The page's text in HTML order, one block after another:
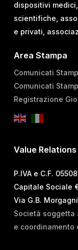
dispositivi
scientifiche,
e privati,
Area Stampa
Comunicati
Comunicati
Registrazione
Value Relations
P.IVA e C.F.
Capitale Sociale
Via G.B.
Società soggetta
e coordinamento